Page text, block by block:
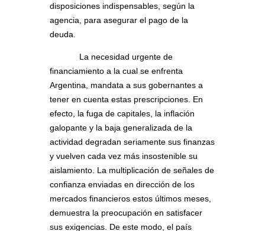
disposiciones indispensables, según la
agencia, para asegurar el pago de la
deuda.
La necesidad urgente de
financiamiento a la cual se enfrenta
Argentina, mandata a sus gobernantes a
tener en cuenta estas prescripciones. En
efecto, la fuga de capitales, la inflación
galopante y la baja generalizada de la
actividad degradan seriamente sus finanzas
y vuelven cada vez más insostenible su
aislamiento. La multiplicación de señales de
confianza enviadas en dirección de los
mercados financieros estos últimos meses,
demuestra la preocupación en satisfacer
sus exigencias. De este modo, el país